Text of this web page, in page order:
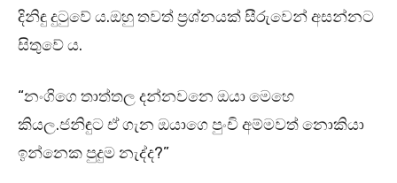
දිනිඳු දුටුවේ ය.ඔහු තවත් ප්‍රශ්නයක් සීරුවෙන් අසන්නට
සිතුවේ ය.
“නංගිගෙ තාත්තල දන්නවනෙ ඔයා මෙහෙ
කියල.ජනිඳුට ඒ ගැන ඔයාගෙ පුංචි අම්මවත් නොකියා
ඉන්නෙක පුදුම නැද්ද?”